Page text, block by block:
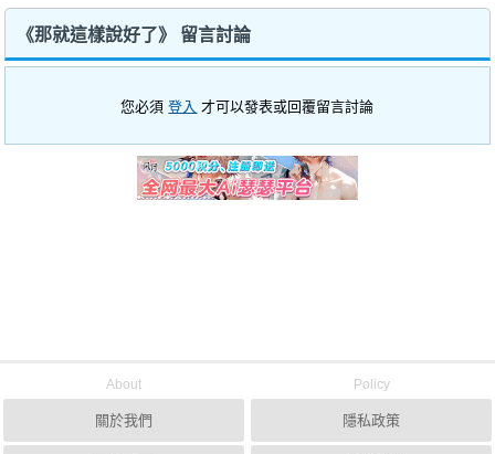
《那就這樣說好了》 留言討論
您必須登入 才可以發表或回覆留言討論
About
關於我們
Policy
隱私政策